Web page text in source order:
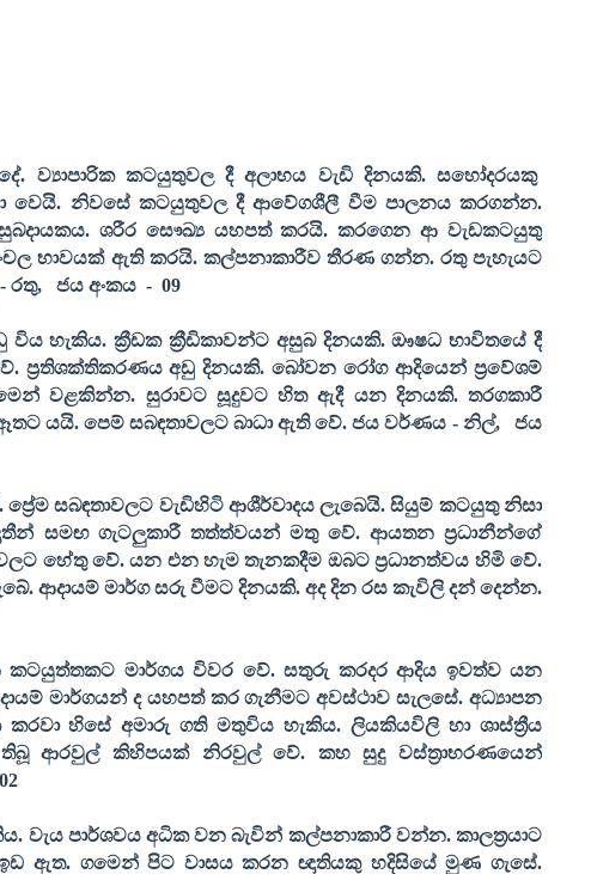
කටයුතුවල දී අලාභය වැඩි දිනයකි. සහෝදරයකු
වෙයි. නිවසේ කටයුතුවල දී ආවේගශීලී වීම පාලනය කරගන්න.
ශරීර සෞඛ්‍ය යහපත් කරයි. කරගෙන ආ වැඩකටයුතු
භාවයක් ඇති කරයි. කල්පනාකාරීව තීරණ ගන්න. රතු පැහැයට
රතු, ජය අංකය - 09
විය හැකිය. ක්‍රීඩක ක්‍රීඩිකාවන්ට අසුබ දිනයකි. ඖෂධ භාවිතයේ දී
ප්‍රතිශක්තිකරණය අඩු දිනයකි. බෝවන රෝග ආදියෙන් ප්‍රවේශම්
වළකින්න. සුරාවට සූදුවට හිත ඇදී යන දිනයකි. තරගකාරී
යයි. පෙම් සබඳතාවලට බාධා ඇති වේ. ජය වර්ණය - නිල්,
ජය
සබඳතාවලට වැඩිහිටි ආශීර්වාදය ලැබෙයි. සියුම් කටයුතු නිසා
සමඟ ගැටලුකාරී තත්ත්වයන් මතු වේ. ආයතන ප්‍රධානීන්ගේ
හේතු වේ. යන එන හැම තැනකදීම ඔබට ප්‍රධානත්වය හිමි වේ.
ආදායම් මාර්ග සරු වීමට දිනයකි. අද දින රස කැවිලි දන් දෙන්න.
මාර්ගය විවර වේ. සතුරු කරදර ආදිය ඉවත්ව යන
මාර්ගයන් ද යහපත් කර ගැනීමට අවස්ථාව සැලසේ. අධ්‍යාපන
හිසේ අමාරු ගති මතුවිය හැකිය. ලියකියවිලි හා ශාස්ත්‍රීය
ආරවුල් කිහිපයක් නිරවුල් වේ. කහ සුදු වස්ත්‍රාභරණයෙන්
02
පාර්ශවය අධික වන බැවින් කල්පනාකාරී වන්න. කාලත්‍රයාට
ඇත. ගමෙන් පිට වාසය කරන ඥාතියකු හදිසියේ මුණ ගැසේ.